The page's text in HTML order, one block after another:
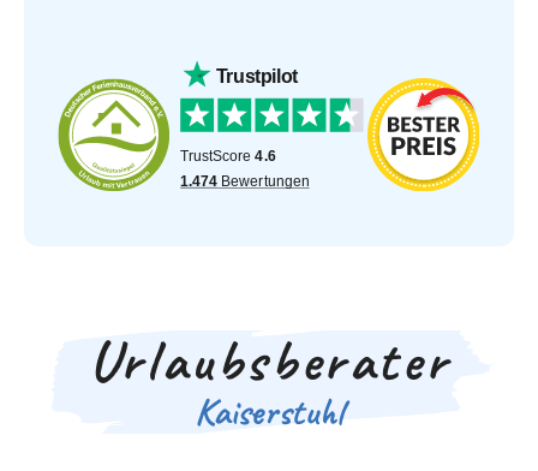
Urlaubsberater
Kaiserstuhl